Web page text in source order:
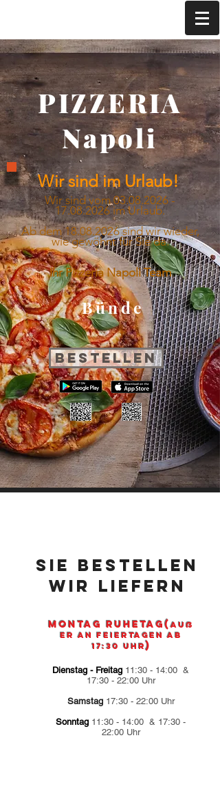
PIZZERIA
Napoli
Wir sind im Urlaub!
Wir sind vom03.08.2026 -
17.08.2026im Urlaub.
Ab dem 18.08.2026 sind wir wieder,
wie gewöhnt für Sie da.
Ihr Pizzeria Napoli Team
Bünde
Bestellen
Sie bestellen
wir liefern
Montag Ruhetag(auß
er an Feiertagen ab
17:30 Uhr)
Dienstag - Freitag 11:30 - 14:00 &
17:30 - 22:00 Uhr
Samstag 17:30 - 22:00 Uhr
Sonntag 11:30 - 14:00 & 17:30 -
22:00 Uhr